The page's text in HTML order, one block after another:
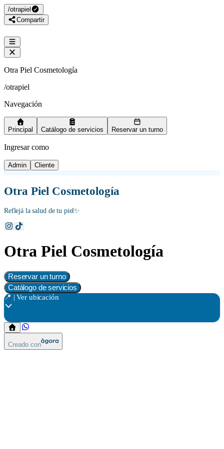
/otrapiel
Compartir
Otra Piel Cosmetología
/otrapiel
Navegación
Principal Catálogo de servicios Reservar un turno
Ingresar como
Admin Cliente
Otra Piel Cosmetología
Reflejá la salud de tu piel✨
Otra Piel Cosmetología
Reservar un turno
Catálogo de servicios
📍 | Ver ubicación
Creado con